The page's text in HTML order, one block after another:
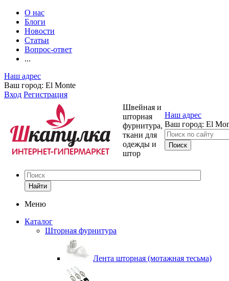
О нас
Блоги
Новости
Статьи
Вопрос-ответ
...
Наш адрес
Ваш город: El Monte
Вход Регистрация
Швейная и
шторная
фурнитура,
ткани для
одежды и
штор
Наш адрес
Ваш город: El
Найти
Меню
Каталог
Шторная фурнитура
Лента шторная (мотажная тесьма)